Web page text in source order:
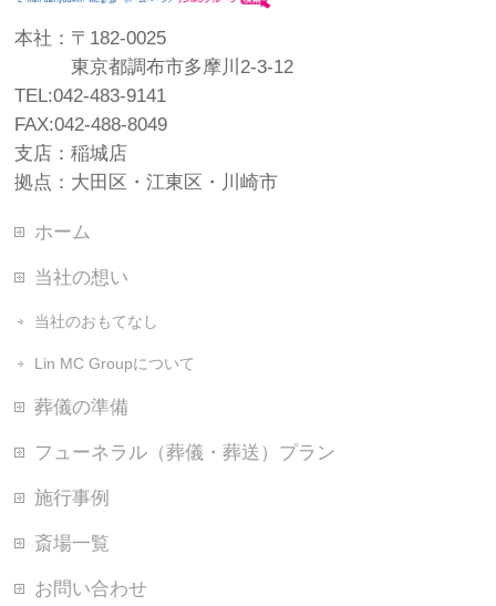
本社：〒182-0025
東京都調布市多摩川2-3-12
TEL:042-483-9141
FAX:042-488-8049
支店：稲城店
拠点：大田区・江東区・川崎市
ホーム
当社の想い
当社のおもてなし
Lin MC Groupについて
葬儀の準備
フューネラル（葬儀・葬送）プラン
施行事例
斎場一覧
お問い合わせ